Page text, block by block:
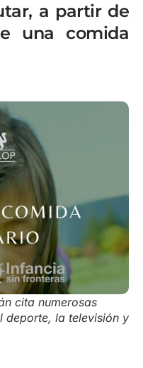
a partir de
una comida
cita numerosas
deporte, la televisión y